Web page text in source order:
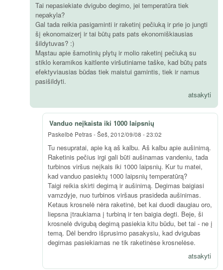
Tai nepasiekiate dvigubo degimo, jei temperatūra tiek
nepakyla?
Gal tada reikia pasigaminti ir raketinį pečiuką ir prie jo jungti
šį ekonomaizerį ir tai būtų pats pats ekonomiškiausias
šildytuvas? :)
Mąstau apie šamotinių plytų ir molio raketinį pečiuką su
stiklo keramikos kaitlente viršutiniame taške, kad būtų pats
efektyviausias būdas tiek maistui gamintis, tiek ir namus
pasišildyti.
atsakyti
Vanduo neįkaista iki 1000 laipsnių
Paskelbė Petras-Šeš, 2012/09/08 - 23:02
Tu nesupratai, apie ką aš kalbu. Aš kalbu apie aušinimą.
Raketinis pečius irgi gali būti aušinamas vandeniu, tada
turbinos viršus neįkais iki 1000 laipsnių. Kur tu matei,
kad vanduo pasiektų 1000 laipsnių temperatūrą?
Taigi reikia skirti degimą ir aušinimą. Degimas baigiasi
vamzdyje, nuo turbinos viršaus prasideda aušinimas.
Ketaus krosnelė nėra raketinė, bet kai duodi daugiau oro,
liepsna įtraukiama į turbiną ir ten baigia degti. Beje, ši
krosnelė dvigubą degimą pasiekia kitu būdu, bet tai - ne į
temą. Dėl bendro išprusimo pasakysiu, kad dvigubas
degimas pasiekiamas ne tik raketinėse krosnelėse.
atsakyti